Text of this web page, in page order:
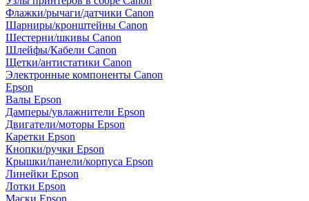
Флажки/рычаги/датчики Canon
Шарниры/кронштейны Canon
Шестерни/шкивы Canon
Шлейфы/Кабели Canon
Щетки/антистатики Canon
Электронные компоненты Canon
Epson
Валы Epson
Дамперы/увлажнители Epson
Двигатели/моторы Epson
Каретки Epson
Кнопки/ручки Epson
Крышки/панели/корпуса Epson
Линейки Epson
Лотки Epson
Маски Epson